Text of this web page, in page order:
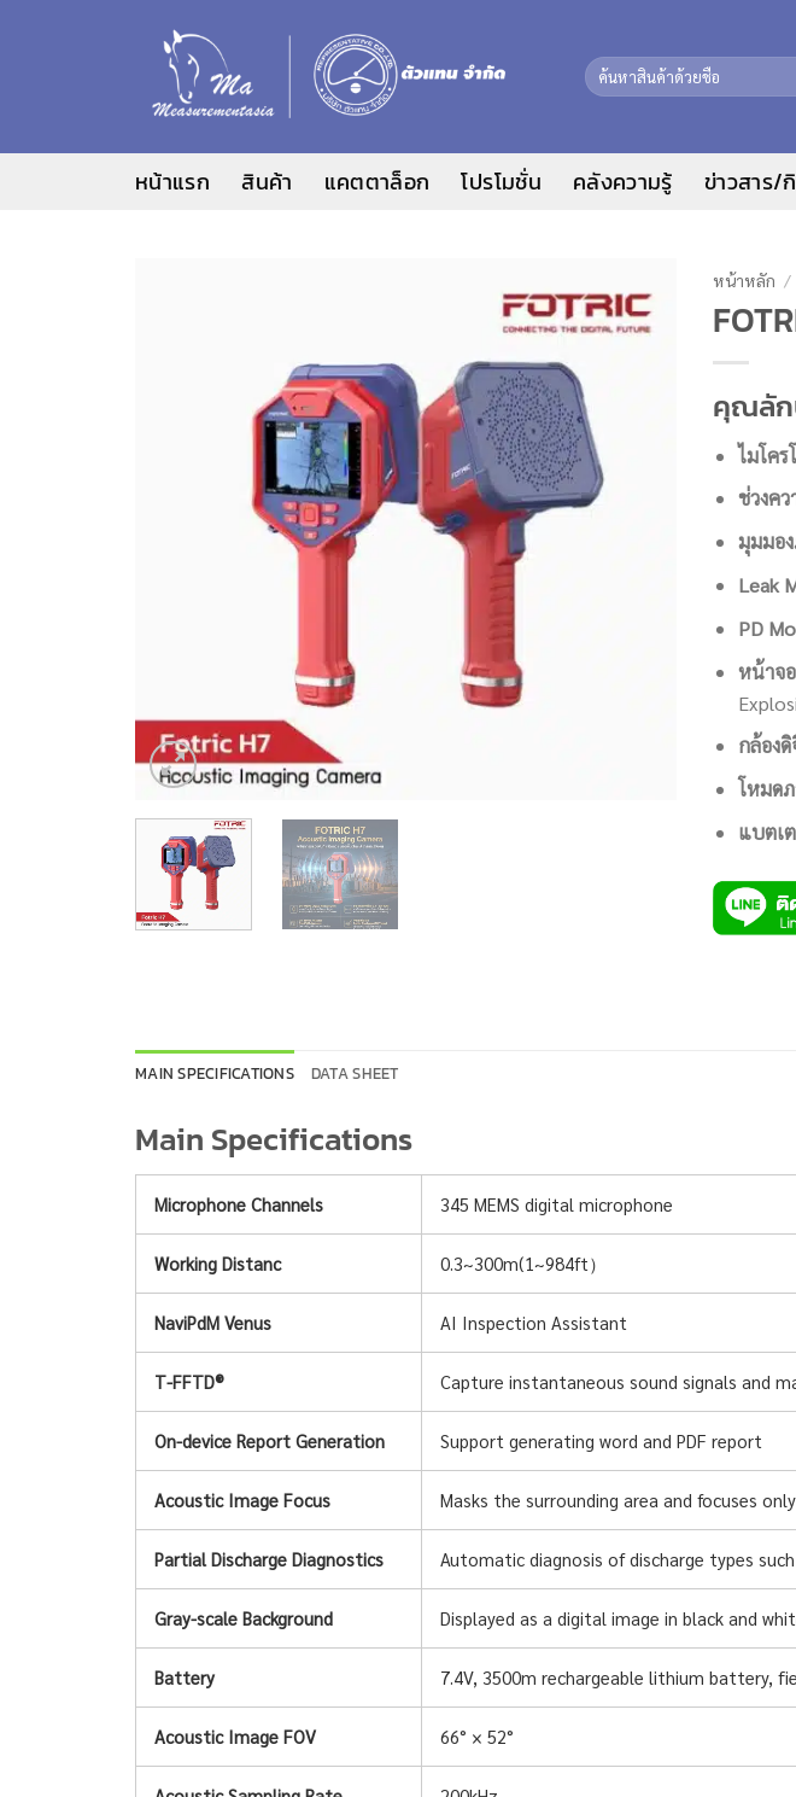
ค้นหา:
หน้าแรก สินค้า แคตตาล็อก โปรโมชั่น คลังความรู้ ข่าวสาร/
หน้าหลัก /
คุณลั
ไมโค
ช่วงค
มุมมอ
Leak
PD
หน้าจ
กล้อง
โหมด
แบตเ
MAIN SPECIFICATIONS DATA SHEET
Main Specifications
Microphone Channels 345 MEMS digital microphone
Working Distanc 0.3~300m(1~984ft）
NaviPdM Venus AI Inspection Assistant
T-FFTD® Capture instantaneous sound signals and
On-device Report Generation Support generating word and PDF report
Acoustic Image Focus Masks the surrounding area and focuses
Partial Discharge Diagnostics Automatic diagnosis of discharge types
Gray-scale Background Displayed as a digital image in black and
Battery 7.4V, 3500m rechargeable lithium battery,
Acoustic Image FOV 66° × 52°